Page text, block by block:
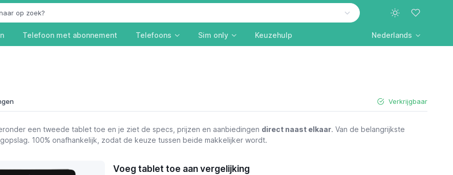
Telefoon met abonnement Telefoons Sim only Keuzehulp Nederlands
Verkrijgbaar
een tweede tablet toe en je ziet de specs, prijzen en aanbiedingen direct naast elkaar. Van de belangrijkste
100% onafhankelijk, zodat de keuze tussen beide makkelijker wordt.
Voeg tablet toe aan vergelijking